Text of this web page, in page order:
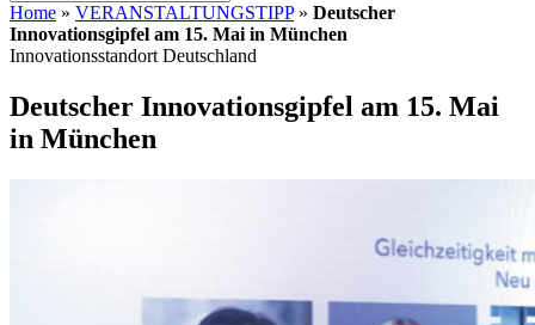
Home » VERANSTALTUNGSTIPP» Deutscher
Innovationsgipfel am 15. Mai in München
Innovationsstandort Deutschland
Deutscher Innovationsgipfel am 15. Mai
in München